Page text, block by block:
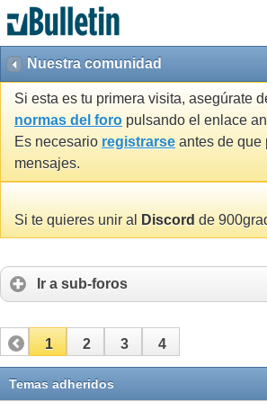
Nuestra comunidad
Si esta es tu primera visita, asegúrate
normas del foro pulsando el enlace
Es necesario registrarse antes de que
mensajes.
Si te quieres unir al Discord de
Ir a sub-foros
1 2 3 4
Temas adheridos